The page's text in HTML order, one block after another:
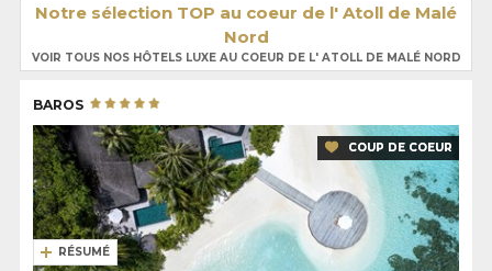
Notre sélection TOP au coeur de l' Atoll de Malé
Nord
VOIR TOUS NOS HÔTELS LUXE AU COEUR DE L' ATOLL DE MALÉ NORD
BAROS
COUP DE COEUR
RÉSUMÉ